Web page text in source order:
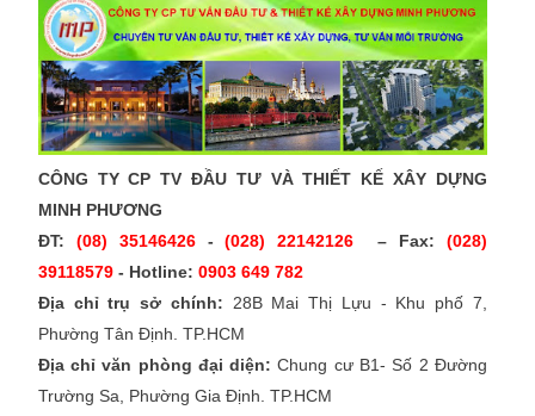
CÔNG TY CP TV ĐẦU TƯ VÀ THIẾT KẾ XÂY DỰNG
MINH PHƯƠNG
ĐT: (08) 35146426-(028) 22142126 – Fax: (028)
39118579- Hotline: 0903 649 782
Địa chỉ trụ sở chính: 28B Mai Thị Lựu - Khu phố 7,
Phường Tân Định. TP.HCM
Địa chỉ văn phòng đại diện: Chung cư B1- Số 2 Đường
Trường Sa, Phường Gia Định. TP.HCM